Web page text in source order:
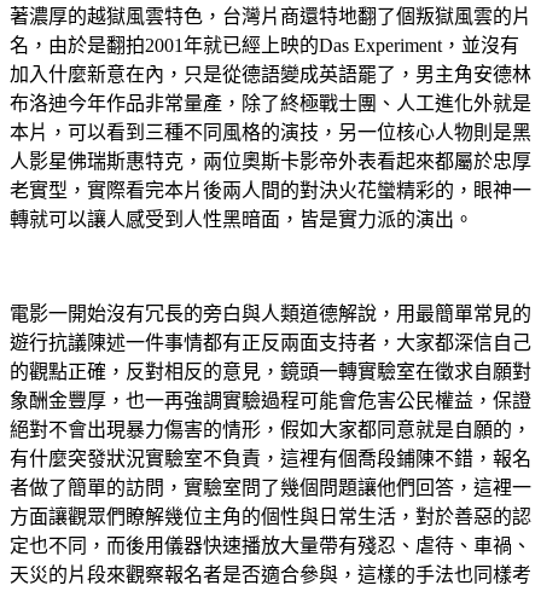
著濃厚的越獄風雲特色，台灣片商還特地翻了個叛獄風雲的片
名，由於是翻拍2001年就已經上映的Das Experiment，並沒有
加入什麼新意在內，只是從德語變成英語罷了，男主角安德林
布洛迪今年作品非常量產，除了終極戰士團、人工進化外就是
本片，可以看到三種不同風格的演技，另一位核心人物則是黑
人影星佛瑞斯惠特克，兩位奧斯卡影帝外表看起來都屬於忠厚
老實型，實際看完本片後兩人間的對決火花蠻精彩的，眼神一
轉就可以讓人感受到人性黑暗面，皆是實力派的演出。
電影一開始沒有冗長的旁白與人類道德解說，用最簡單常見的
遊行抗議陳述一件事情都有正反兩面支持者，大家都深信自己
的觀點正確，反對相反的意見，鏡頭一轉實驗室在徵求自願對
象酬金豐厚，也一再強調實驗過程可能會危害公民權益，保證
絕對不會出現暴力傷害的情形，假如大家都同意就是自願的，
有什麼突發狀況實驗室不負責，這裡有個喬段鋪陳不錯，報名
者做了簡單的訪問，實驗室問了幾個問題讓他們回答，這裡一
方面讓觀眾們瞭解幾位主角的個性與日常生活，對於善惡的認
定也不同，而後用儀器快速播放大量帶有殘忍、虐待、車禍、
天災的片段來觀察報名者是否適合參與，這樣的手法也同樣考